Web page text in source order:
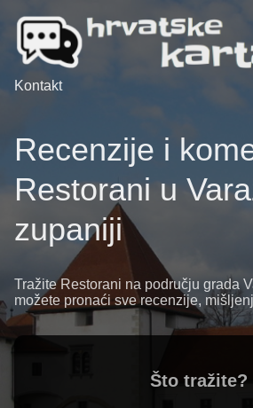
Kontakt
Recenzije i
Restorani u
zupaniji
Tražite Restorani na području grada
možete pronaći sve recenzije,
Što tražite?